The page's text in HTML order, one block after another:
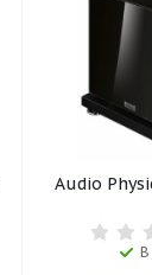
Audio
В